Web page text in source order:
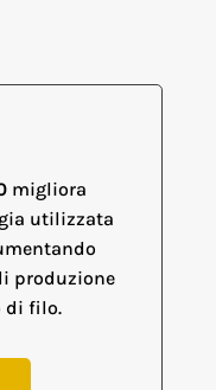
migliora
utilizzata
produzione
di filo.